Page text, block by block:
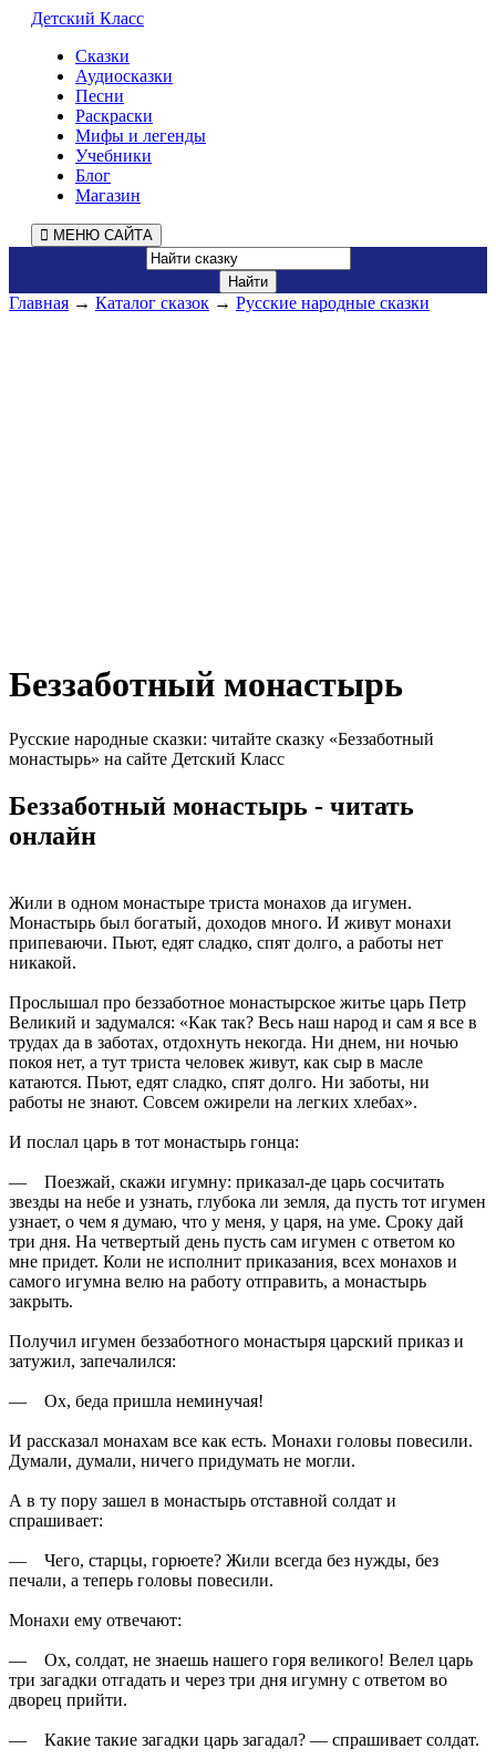
Детский Класс
Сказки
Аудиосказки
Песни
Раскраски
Мифы и легенды
Учебники
Блог
Магазин
МЕНЮ САЙТА
Главная → Каталог сказок → Русские народные сказки
Беззаботный монастырь
Русские народные сказки: читайте сказку «Беззаботный
монастырь» на сайте Детский Класс
Беззаботный монастырь - читать
онлайн
Жили в одном монастыре триста монахов да игумен.
Монастырь был богатый, доходов много. И живут монахи
припеваючи. Пьют, едят сладко, спят долго, а работы нет
никакой.
Прослышал про беззаботное монастырское житье царь Петр
Великий и задумался: «Как так? Весь наш народ и сам я все в
трудах да в заботах, отдохнуть некогда. Ни днем, ни ночью
покоя нет, а тут триста человек живут, как сыр в масле
катаются. Пьют, едят сладко, спят долго. Ни заботы, ни
работы не знают. Совсем ожирели на легких хлебах».
И послал царь в тот монастырь гонца:
— Поезжай, скажи игумну: приказал-де царь сосчитать
звезды на небе и узнать, глубока ли земля, да пусть тот игумен
узнает, о чем я думаю, что у меня, у царя, на уме. Сроку дай
три дня. На четвертый день пусть сам игумен с ответом ко
мне придет. Коли не исполнит приказания, всех монахов и
самого игумна велю на работу отправить, а монастырь
закрыть.
Получил игумен беззаботного монастыря царский приказ и
затужил, запечалился:
— Ох, беда пришла неминучая!
И рассказал монахам все как есть. Монахи головы повесили.
Думали, думали, ничего придумать не могли.
А в ту пору зашел в монастырь отставной солдат и
спрашивает:
— Чего, старцы, горюете? Жили всегда без нужды, без
печали, а теперь головы повесили.
Монахи ему отвечают:
— Ох, солдат, не знаешь нашего горя великого! Велел царь
три загадки отгадать и через три дня игумну с ответом во
дворец прийти.
— Какие такие загадки царь загадал? — спрашивает солдат.